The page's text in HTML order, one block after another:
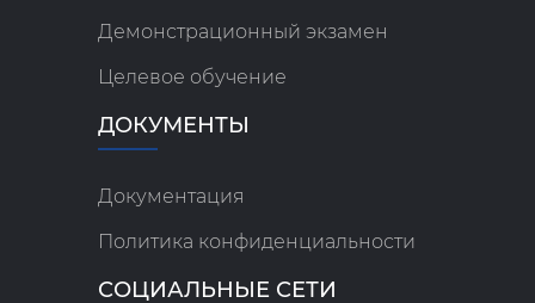
Демонстрационный экзамен
Целевое обучение
ДОКУМЕНТЫ
Документация
Политика конфиденциальности
СОЦИАЛЬНЫЕ СЕТИ